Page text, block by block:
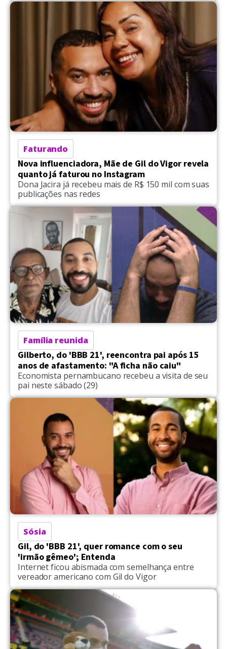
Faturando
Nova influenciadora, Mãe de Gil do Vigor revela
quanto já faturou no Instagram
Dona Jacira já recebeu mais de R$ 150 mil com suas
publicações nas redes
Família reunida
Gilberto, do 'BBB 21', reencontra pai após 15
anos de afastamento: "A ficha não caiu"
Economista pernambucano recebeu a visita de seu
pai neste sábado (29)
Sósia
Gil, do 'BBB 21', quer romance com o seu
'irmão gêmeo'; Entenda
Internet ficou abismada com semelhança entre
vereador americano com Gil do Vigor